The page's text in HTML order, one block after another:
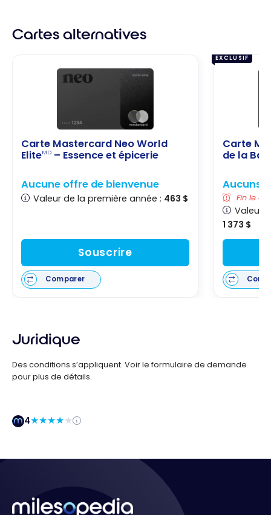
Cartes alternatives
Carte Mastercard Neo World
EliteMD – Essence et épicerie
Aucune offre de bienvenue
Valeur de la première année : 463 $
Souscrire
Comparer
EXCLUSIF
Carte
de la
Aucuns
Fin le 4
Valeur
1 373 $
Juridique
Des conditions s’appliquent. Voir le formulaire de demande
pour plus de détails.
4